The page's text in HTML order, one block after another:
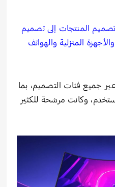
تصميم المنتجات إلى تصميم
المنزلية والهواتف
80 جائزة عبر جميع فئات التصميم، بما
وكانت مرشحة للكثير